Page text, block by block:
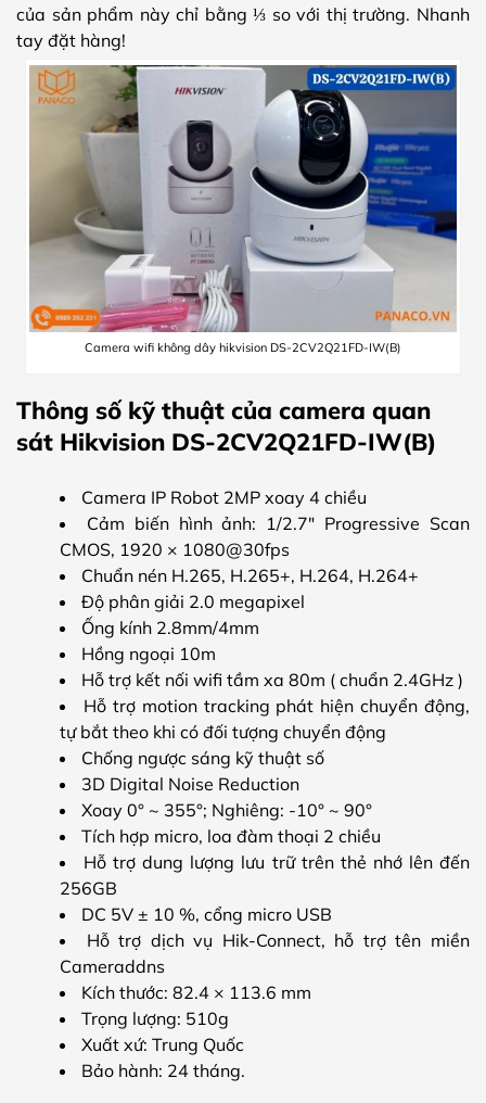
của sản phẩm này chỉ bằng ⅓ so với thị trường. Nhanh
tay đặt hàng!
Camera wifi không dây hikvision DS-2CV2Q21FD-IW(B)
Thông số kỹ thuật của camera quan
sát Hikvision DS-2CV2Q21FD-IW(B)
Camera IP Robot 2MP xoay 4 chiều
Cảm biến hình ảnh: 1/2.7″ Progressive Scan
CMOS, 1920 × 1080@30fps
Chuẩn nén H.265, H.265+, H.264, H.264+
Độ phân giải 2.0 megapixel
Ống kính 2.8mm/4mm
Hồng ngoại 10m
Hỗ trợ kết nối wifi tầm xa 80m ( chuẩn 2.4GHz )
Hỗ trợ motion tracking phát hiện chuyển động,
tự bắt theo khi có đối tượng chuyển động
Chống ngược sáng kỹ thuật số
3D Digital Noise Reduction
Xoay 0° ~ 355°; Nghiêng: -10° ~ 90°
Tích hợp micro, loa đàm thoại 2 chiều
Hỗ trợ dung lượng lưu trữ trên thẻ nhớ lên đến
256GB
DC 5V ± 10 %, cổng micro USB
Hỗ trợ dịch vụ Hik-Connect, hỗ trợ tên miền
Cameraddns
Kích thước: 82.4 × 113.6 mm
Trọng lượng: 510g
Xuất xứ: Trung Quốc
Bảo hành: 24 tháng.